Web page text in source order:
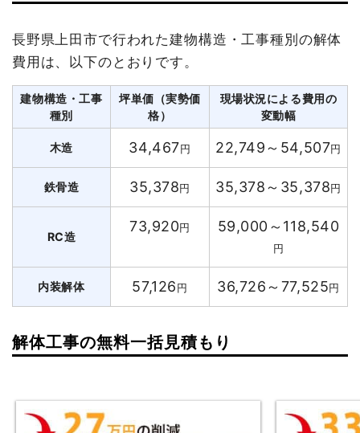
長野県上田市で行われた建物構造・工事種別の解体
費用は、以下のとおりです。
建物構造・工事
種別
坪単価（実勢価
格）
現場状況による費用の
変動幅
木造 34,467円 22,749～54,507円
鉄骨造 35,378円 35,378～35,378円
RC造
73,920円 59,000～118,540
円
内装解体 57,126円 36,726～77,525円
解体工事の無料一括見積もり